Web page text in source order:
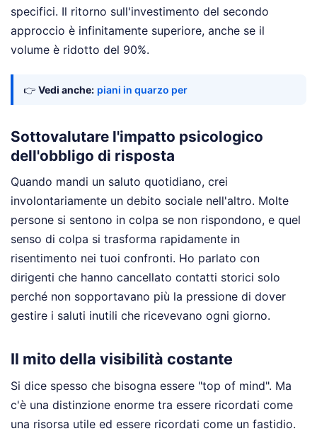
specifici. Il ritorno sull'investimento del secondo
approccio è infinitamente superiore, anche se il
volume è ridotto del 90%.
👉 Vedi anche: piani in quarzo per
Sottovalutare l'impatto psicologico
dell'obbligo di risposta
Quando mandi un saluto quotidiano, crei
involontariamente un debito sociale nell'altro. Molte
persone si sentono in colpa se non rispondono, e quel
senso di colpa si trasforma rapidamente in
risentimento nei tuoi confronti. Ho parlato con
dirigenti che hanno cancellato contatti storici solo
perché non sopportavano più la pressione di dover
gestire i saluti inutili che ricevevano ogni giorno.
Il mito della visibilità costante
Si dice spesso che bisogna essere "top of mind". Ma
c'è una distinzione enorme tra essere ricordati come
una risorsa utile ed essere ricordati come un fastidio.